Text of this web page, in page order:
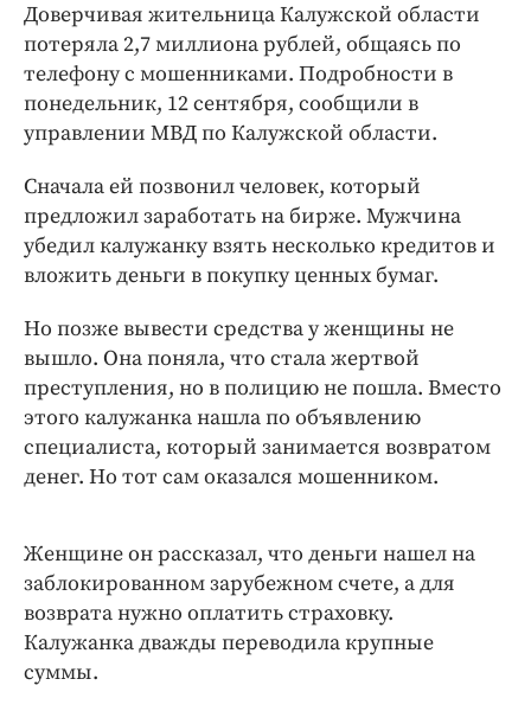
Блоги
Издания
Медиаперсона
Интересное чтиво
Бренд года
Работодатель года
Доверчивая жительница Калужской области
потеряла 2,7 миллиона рублей, общаясь по
телефону с мошенниками. Подробности в
понедельник, 12 сентября, сообщили в
управлении МВД по Калужской области.
Сначала ей позвонил человек, который
предложил заработать на бирже. Мужчина
убедил калужанку взять несколько кредитов и
вложить деньги в покупку ценных бумаг.
Но позже вывести средства у женщины не
вышло. Она поняла, что стала жертвой
преступления, но в полицию не пошла. Вместо
этого калужанка нашла по объявлению
специалиста, который занимается возвратом
денег. Но тот сам оказался мошенником.
Женщине он рассказал, что деньги нашел на
заблокированном зарубежном счете, а для
возврата нужно оплатить страховку.
Калужанка дважды переводила крупные
суммы.